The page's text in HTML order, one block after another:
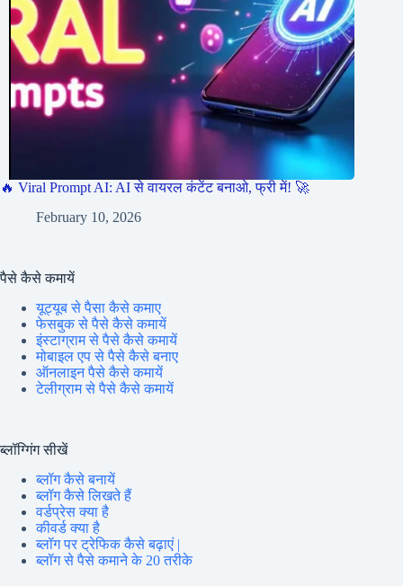
🔥 Viral Prompt AI: AI से वायरल कंटेंट बनाओ, फ्री में! 🚀
February 10, 2026
पैसे कैसे कमायें
यूट्यूब से पैसा कैसे कमाए
फेसबुक से पैसे कैसे कमायें
इंस्टाग्राम से पैसे कैसे कमायें
मोबाइल एप से पैसे कैसे बनाए
ऑनलाइन पैसे कैसे कमायें
टेलीग्राम से पैसे कैसे कमायें
ब्लॉग्गिंग सीखें
ब्लॉग कैसे बनायें
ब्लॉग कैसे लिखते हैं
वर्डप्रेस क्या है
कीवर्ड क्या है
ब्लॉग पर ट्रेफिक कैसे बढ़ाएं |
ब्लॉग से पैसे कमाने के 20 तरीके